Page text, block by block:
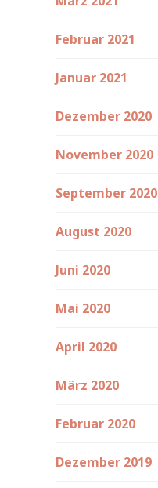
Februar 2021
Januar 2021
Dezember 2020
November 2020
September 2020
August 2020
Juni 2020
Mai 2020
April 2020
März 2020
Februar 2020
Dezember 2019